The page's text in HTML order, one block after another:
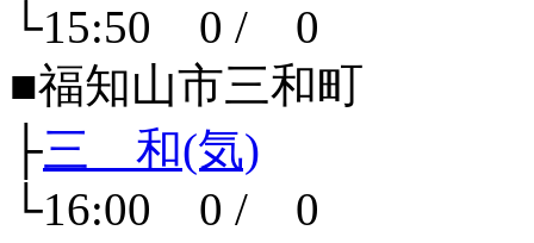
└15:50 0 / 0
■福知山市三和町
├三 和(気)
└16:00 0 / 0